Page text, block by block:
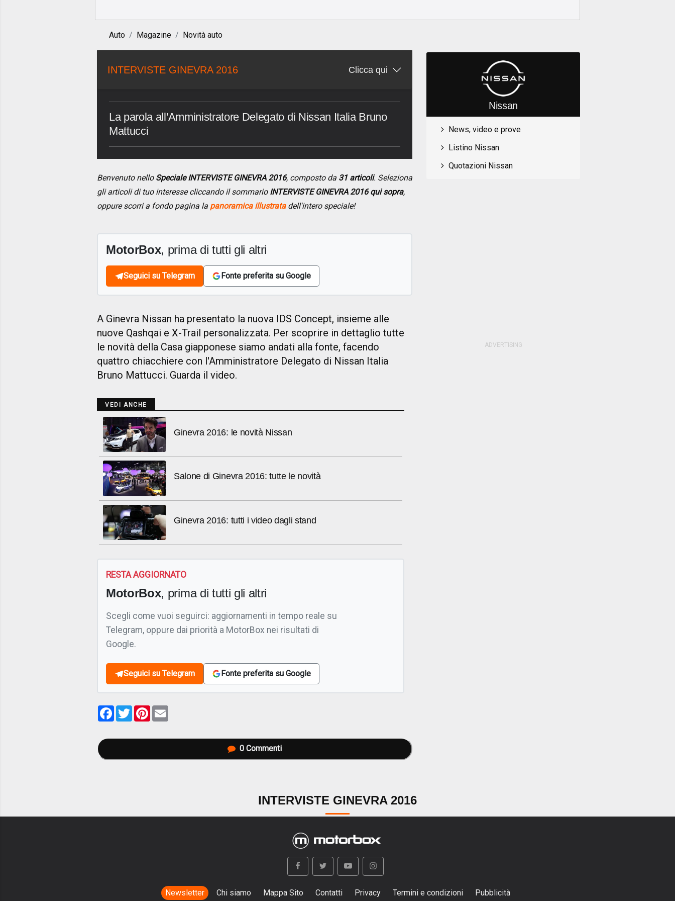
Auto Magazine Novità auto
INTERVISTE GINEVRA 2016 Clicca qui
La parola all'Amministratore Delegato di Nissan Italia Bruno
Mattucci
Benvenuto nello Speciale INTERVISTE GINEVRA 2016, composto da 31 articoli. Seleziona
gli articoli di tuo interesse cliccando il sommario INTERVISTE GINEVRA 2016 qui sopra,
oppure scorri a fondo pagina la panoramica illustratadell'intero speciale!
MotorBox, prima di tutti gli altri
Seguici su Telegram Fonte preferita su Google
A Ginevra Nissan ha presentato la nuova IDS Concept, insieme alle
nuove Qashqai e X-Trail personalizzata. Per scoprire in dettaglio tutte
le novità della Casa giapponese siamo andati alla fonte, facendo
quattro chiacchiere con l'Amministratore Delegato di Nissan Italia
Bruno Mattucci. Guarda il video.
VEDI ANCHE
Ginevra 2016: le novità Nissan
Salone di Ginevra 2016: tutte le novità
Ginevra 2016: tutti i video dagli stand
RESTA AGGIORNATO
MotorBox, prima di tutti gli altri
Scegli come vuoi seguirci: aggiornamenti in tempo reale su
Telegram, oppure dai priorità a MotorBox nei risultati di
Google.
Seguici su Telegram Fonte preferita su Google
Facebook
TwitterPinterest
0 Commenti
Nissan
News, video e prove
Listino Nissan
Quotazioni Nissan
INTERVISTE GINEVRA 2016
Newsletter Chi siamo Mappa Sito Contatti Privacy Termini e condizioni Pubblicità